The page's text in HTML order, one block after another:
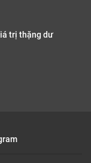
trị thặng dư